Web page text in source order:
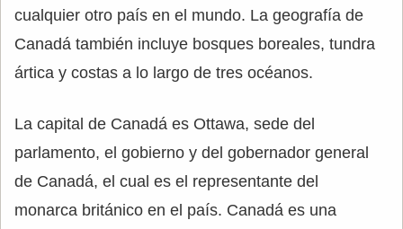
cualquier otro país en el mundo. La geografía de
Canadá también incluye bosques boreales, tundra
ártica y costas a lo largo de tres océanos.
La capital de Canadá es Ottawa, sede del
parlamento, el gobierno y del gobernador general
de Canadá, el cual es el representante del
monarca británico en el país. Canadá es una